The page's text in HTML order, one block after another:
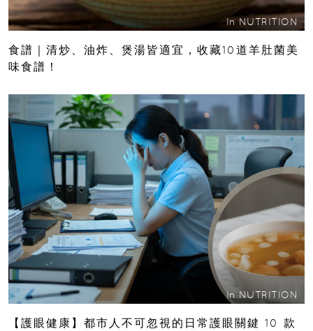
In NUTRITION
食譜｜清炒、油炸、煲湯皆適宜，收藏10道羊肚菌美
味食譜！
In NUTRITION
【護眼健康】都市人不可忽視的日常護眼關鍵 10 款